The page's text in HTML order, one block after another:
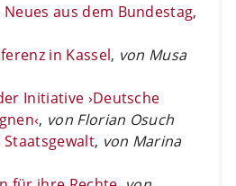
aus dem Bundestag,
in Kassel, von Musa
Initiative ›Deutsche
, von Florian Osuch
, von Marina